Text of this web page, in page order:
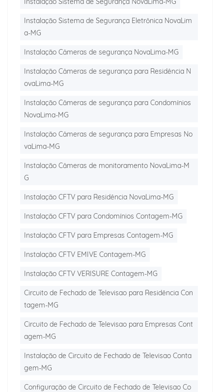
Instalação Sistema de Segurança Eletrônica NovaLim
a-MG
Instalação Câmeras de segurança NovaLima-MG
Instalação Câmeras de segurança para Residência N
ovaLima-MG
Instalação Câmeras de segurança para Condomínios
NovaLima-MG
Instalação Câmeras de segurança para Empresas No
vaLima-MG
Instalação Câmeras de monitoramento NovaLima-M
G
Instalação CFTV para Residência NovaLima-MG
Instalação CFTV para Condomínios Contagem-MG
Instalação CFTV para Empresas Contagem-MG
Instalação CFTV EMIVE Contagem-MG
Instalação CFTV VERISURE Contagem-MG
Circuito de Fechado de Televisao para Residência Con
tagem-MG
Circuito de Fechado de Televisao para Empresas Cont
agem-MG
Instalação de Circuito de Fechado de Televisao Conta
gem-MG
Configuração de Circuito de Fechado de Televisao Co